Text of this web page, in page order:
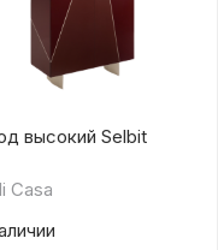
высокий Selbit
Casa